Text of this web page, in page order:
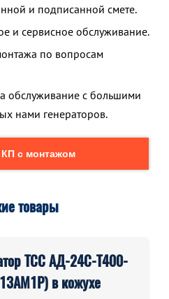
и подписанной смете.
и сервисное обслуживание.
по вопросам
обслуживание с большими
нами генераторов.
с монтажом
товары
ТСС АД-24С-Т400-
в кожухе